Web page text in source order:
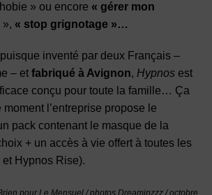
» ou encore « gérer mon
», « stop grignotage »…
puisque inventé par deux Français –
– et fabriqué à Avignon, Hypnos est
conçu pour toute la famille… Ça
l’entreprise propose le
pack contenant le masque de la
+ un accès à vie offert à toutes les
Hypnos Rise).
pour Le Mensuel / photos Dreaminzzz / octobre